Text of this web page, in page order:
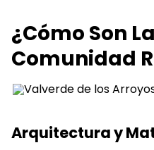
¿Cómo Son
Comunidad
Arquitectura y